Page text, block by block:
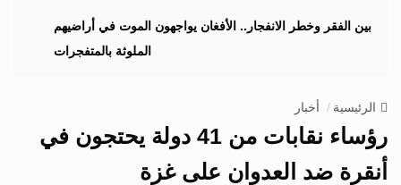
بين الفقر وخطر الانفجار.. الأفغان يواجهون الموت في أراضيهم
الملوثة بالمتفجرات
الرئيسية أخبار
رؤساء نقابات من 41 دولة يحتجون في
أنقرة ضد العدوان على غزة